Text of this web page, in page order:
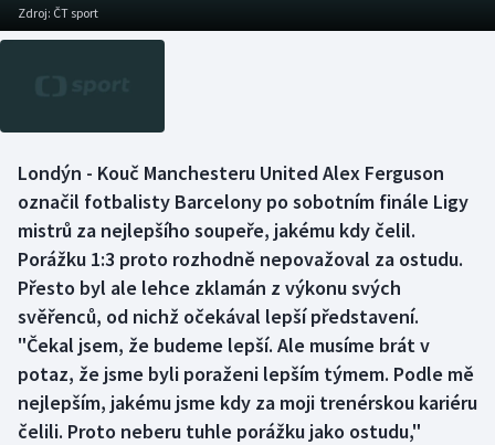
Basketbal
Box
Curling
Cyklistika
Dostihy
Florbal
Aplikace ČT sport
Zdroj: ČT sport
Londýn - Kouč Manchesteru United Alex Ferguson
označil fotbalisty Barcelony po sobotním finále Ligy
mistrů za nejlepšího soupeře, jakému kdy čelil.
Porážku 1:3 proto rozhodně nepovažoval za ostudu.
Přesto byl ale lehce zklamán z výkonu svých
svěřenců, od nichž očekával lepší představení.
"Čekal jsem, že budeme lepší. Ale musíme brát v
potaz, že jsme byli poraženi lepším týmem. Podle mě
nejlepším, jakému jsme kdy za moji trenérskou kariéru
čelili. Proto neberu tuhle porážku jako ostudu,"